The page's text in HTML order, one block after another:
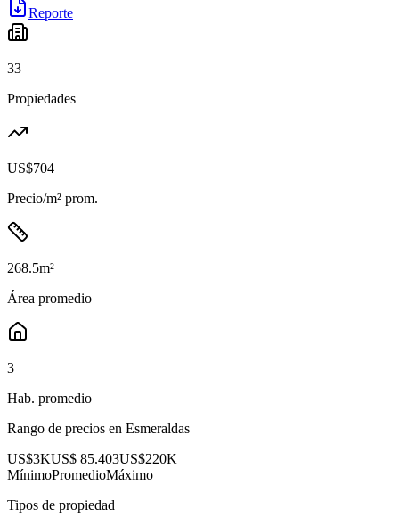
Reporte
33
Propiedades
US$704
Precio/m² prom.
268.5m²
Área promedio
3
Hab. promedio
Rango de precios en Esmeraldas
US$3KUS$ 85.403US$220K
MínimoPromedioMáximo
Tipos de propiedad